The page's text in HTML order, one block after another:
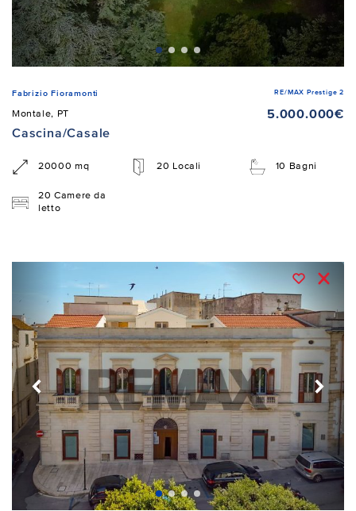
Fabrizio Fioramonti RE/MAX Prestige 2
Montale, PT
5.000.000€
Cascina/Casale
20000 mq 20 Locali 10 Bagni
20 Camere da
letto